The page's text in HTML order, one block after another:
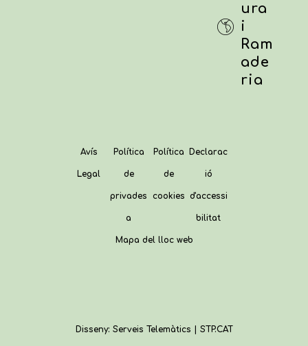
ura
i
Ram
ade
ria
Avís
Legal
Política
de
privades
a
Política
de
cookies
Declarac
ió
d'accessi
bilitat
Mapa del lloc web
Disseny: Serveis Telemàtics | STP.CAT